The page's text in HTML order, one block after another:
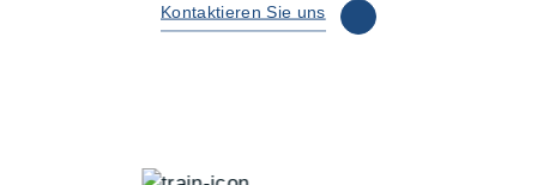
Kontaktieren Sie uns